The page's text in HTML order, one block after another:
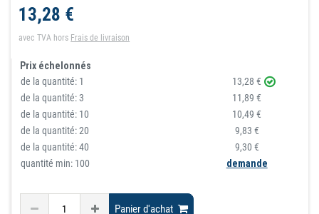
13,28 €
avec TVA hors Frais de livraison
Prix échelonnés
de la quantité: 1
13,28 €
de la quantité:3
11,89 €
de la quantité: 10
10,49 €
de la quantité:20
9,83 €
de la quantité:40
9,30 €
quantité min: 100
demande
Panier d'achat